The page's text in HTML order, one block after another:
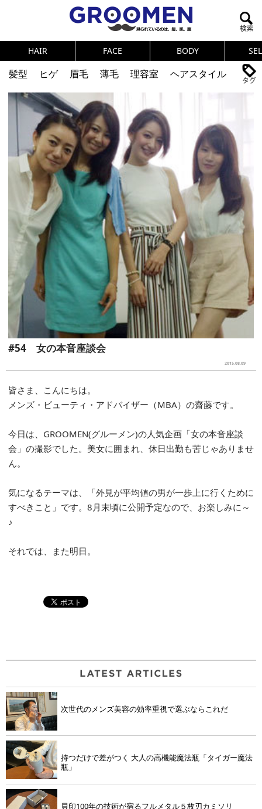
HAIR FACE BODY
髪型 ヒゲ 眉毛 薄毛 理容室
ヘアスタイル
ヘアカタログ
体臭
メンズコスメ
NEWS PICK UP 筋肉
女の本音
テストステロン
海外セレブ 眉毛
メタボ
健康
スキンケア 食事
調査結果
トレーニング
好印象な男
ダイエット
理容室
#54 女の本音座談会
2015.08.09
皆さま、こんにちは。
メンズ・ビューティ・アドバイザー（MBA）の齋藤です。
今日は、GROOMEN(グルーメン)の人気企画「女の本音座談
会」の撮影でした。美女に囲まれ、休日出勤も苦じゃありませ
ん。
気になるテーマは、「外見が平均値の男が一歩上に行くために
すべきこと」です。8月末頃に公開予定なので、お楽しみに～
♪
それでは、また明日。
次世代のメンズ美容の効率重視で選ぶならこれだ
持つだけで差がつく 大人の高機能魔法瓶「タイガー魔法
瓶」
貝印100年の技術が宿るフルメタル５枚刃カミソリ